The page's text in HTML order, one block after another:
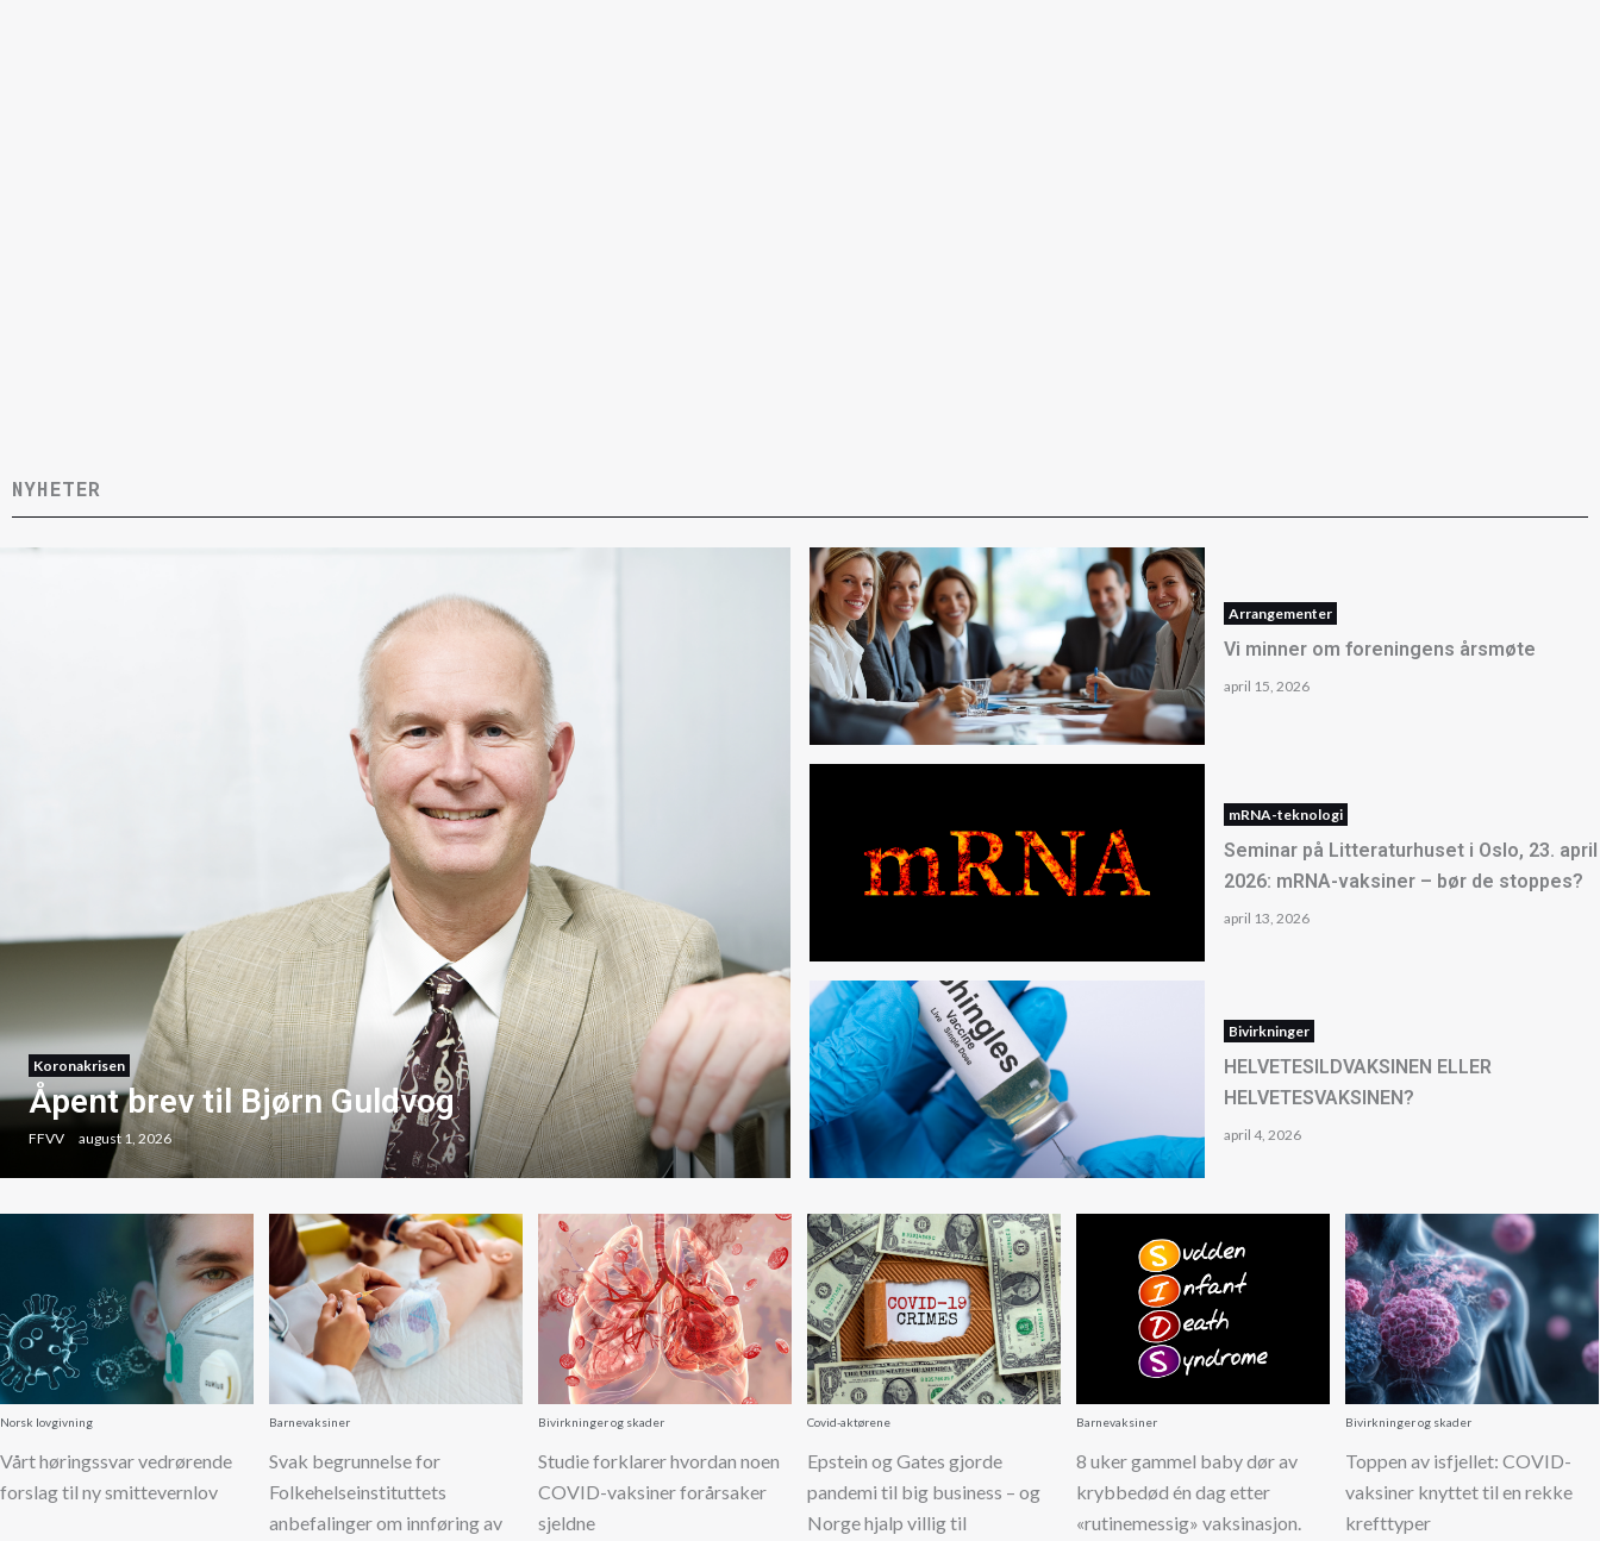
NYHETER
Koronakrisen
Åpent brev til Bjørn Guldvog
FFVV august 1, 2026
Arrangementer
Vi minner om foreningens årsmøte
april 15, 2026
mRNA-teknologi
Seminar på Litteraturhuset i Oslo, 23. april
2026: mRNA-vaksiner – bør de stoppes?
april 13, 2026
Bivirkninger
HELVETESILDVAKSINEN ELLER
HELVETESVAKSINEN?
april 4, 2026
Norsk lovgivning
Vårt høringssvar vedrørende
forslag til ny smittevernlov
Barnevaksiner
Svak begrunnelse for
Folkehelseinstituttets
anbefalinger om innføring av
Bivirkninger og skader
Studie forklarer hvordan noen
COVID-vaksiner forårsaker
sjeldne
Covid-aktørene
Epstein og Gates gjorde
pandemi til big business – og
Norge hjalp villig til
Barnevaksiner
8 uker gammel baby dør av
krybbedød én dag etter
«rutinemessig» vaksinasjon.
Bivirkninger og skader
Toppen av isfjellet: COVID-
vaksiner knyttet til en rekke
krefttyper